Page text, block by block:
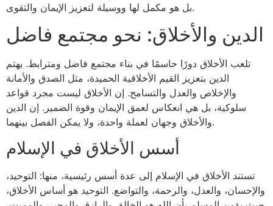
بل هو مكمل لها ووسيلة لتعزيز الإيمان والتقوى.
الدين والأخلاق: نحو مجتمع فاضل
تلعب الأخلاق دورًا حاسمًا في بناء مجتمع فاضل ومترابط. يهتم
الدين بتعزيز القيم الأخلاقية الحميدة، مثل الصدق والأمانة
والإخلاص والعدل والتسامح. إن الأخلاق ليست مجرد قواعد
سلوكية، بل هي انعكاس لعمق الإيمان وقوة الضمير. إن الدين
والأخلاق وجهان لعملة واحدة، ولا يمكن الفصل بينهما.
أسس الأخلاق في الإسلام
تستند الأخلاق في الإسلام إلى عدة أسس رئيسية، منها: التوحيد،
والإحسان، والعدل، والرحمة، والتواضع. التوحيد هو أساس الأخلاق،